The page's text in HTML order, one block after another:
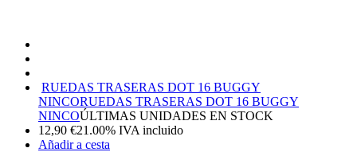
RUEDAS TRASERAS DOT 16 BUGGY
NINCORUEDAS TRASERAS DOT 16 BUGGY
NINCOÚLTIMAS UNIDADES EN STOCK
12,90 €21.00% IVA incluido
Añadir a cesta